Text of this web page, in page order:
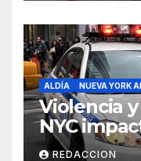
ALDÍA NUEVA YORK
Violencia
NYC
REDACCION